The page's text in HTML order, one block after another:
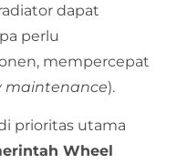
dapat
perlu
mempercepat
maintenance).
prioritas utama
Wheel